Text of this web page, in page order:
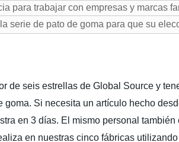
para trabajar con empresas y marcas
serie de pato de goma para que su
de seis estrellas de Global Source y
goma. Si necesita un artículo hecho
en 3 días. El mismo personal
en nuestras cinco fábricas